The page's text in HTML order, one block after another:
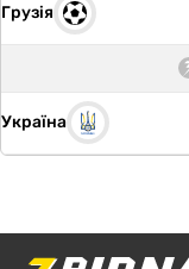
Грузія
Україна